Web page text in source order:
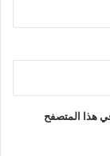
هذا المتصفح